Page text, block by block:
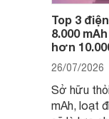
Top 3
8.000
hơn
26/07/2026
Sở hữu
mAh, loạt